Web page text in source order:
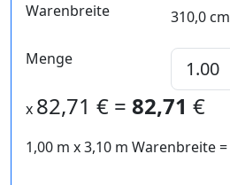
Warenbreite 310,0 cm
Menge
x 82,71 € = 82,71 €
1,00 m x3,10 m Warenbreite =